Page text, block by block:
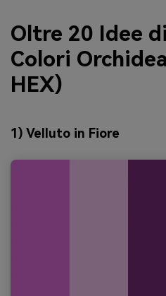
Oltre 20 Idee
Colori
HEX)
1) Velluto in Fiore